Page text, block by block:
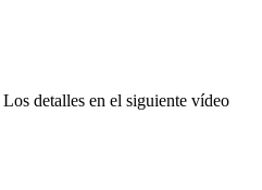
detalles en el siguiente vídeo